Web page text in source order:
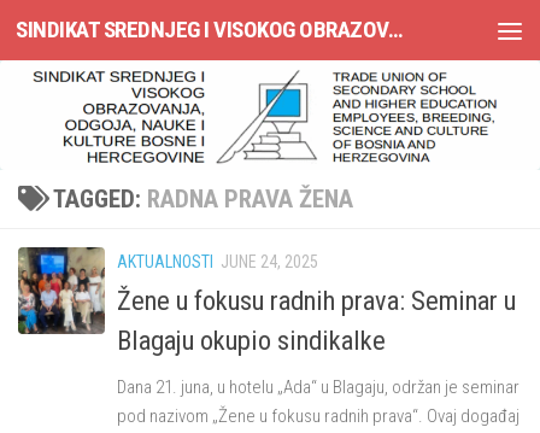
Skip to content SINDIKAT SREDNJEG I VISOKOG OBRAZOVANJA, ODGOJA, NAUKE I KULTURE BOSNE I HERCEGOVINE
TAGGED: RADNA PRAVA ŽENA
AKTUALNOSTI JUNE 24, 2025
Žene u fokusu radnih prava: Seminar u
Blagaju okupio sindikalke
Dana 21. juna, u hotelu „Ada“ u Blagaju, održan je seminar
pod nazivom „Žene u fokusu radnih prava“. Ovaj događaj